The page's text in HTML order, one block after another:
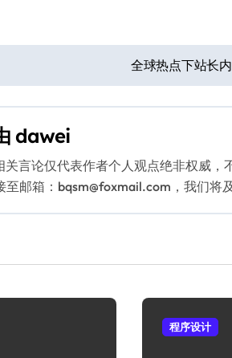
全球热点下站长
dawei
言论仅代表作者个人观点绝非权威，
邮箱：bqsm@foxmail.com，我们将
程序设计